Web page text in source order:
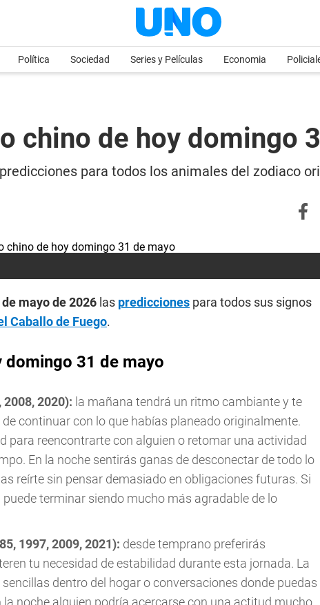
Política Sociedad Series y Películas Economia
chino de hoy domingo
para todos los animales del zodiaco
mayo de 2026 las predicciones para todos sus signos
Caballo de Fuego.
domingo 31 de mayo
2008, 2020): la mañana tendrá un ritmo cambiante y te
continuar con lo que habías planeado originalmente.
para reencontrarte con alguien o retomar una actividad
En la noche sentirás ganas de desconectar de todo lo
reírte sin pensar demasiado en obligaciones futuras. Si
terminar siendo mucho más agradable de lo
1997, 2009, 2021): desde temprano preferirás
tu necesidad de estabilidad durante esta jornada. La
dentro del hogar o conversaciones donde puedas
noche alguien podría acercarse con una actitud mucho